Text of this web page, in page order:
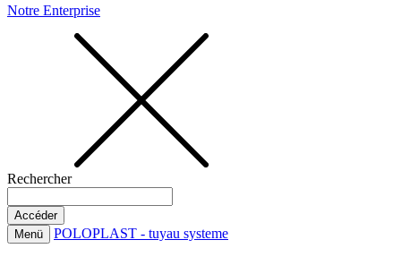
Notre Enterprise
Rechercher
Menü POLOPLAST - tuyau systeme